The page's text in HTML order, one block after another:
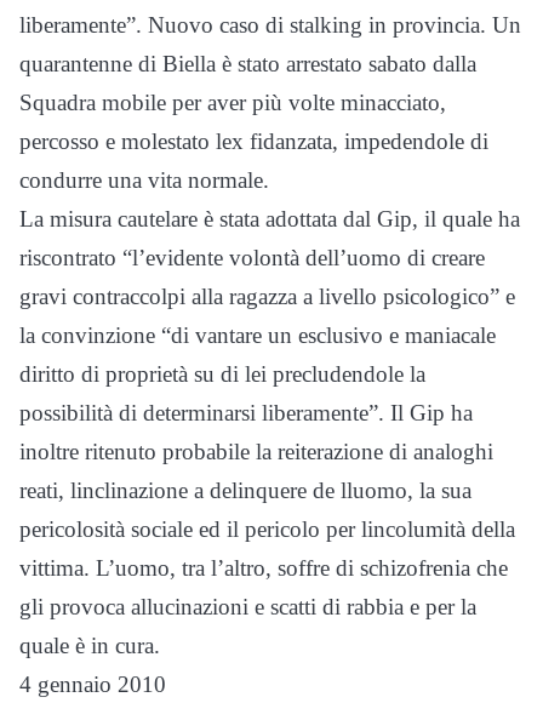
liberamente”. Nuovo caso di stalking in provincia. Un
quarantenne di Biella è stato arrestato sabato dalla
Squadra mobile per aver più volte minacciato,
percosso e molestato lex fidanzata, impedendole di
condurre una vita normale.
La misura cautelare è stata adottata dal Gip, il quale ha
riscontrato “l’evidente volontà dell’uomo di creare
gravi contraccolpi alla ragazza a livello psicologico” e
la convinzione “di vantare un esclusivo e maniacale
diritto di proprietà su di lei precludendole la
possibilità di determinarsi liberamente”. Il Gip ha
inoltre ritenuto probabile la reiterazione di analoghi
reati, linclinazione a delinquere de lluomo, la sua
pericolosità sociale ed il pericolo per lincolumità della
vittima. L’uomo, tra l’altro, soffre di schizofrenia che
gli provoca allucinazioni e scatti di rabbia e per la
quale è in cura.
4 gennaio 2010